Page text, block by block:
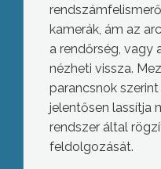
kamerák, ám az
a rendőrség, vagy
nézheti vissza.
parancsnok
jelentősen lassítja
rendszer által
feldolgozását.